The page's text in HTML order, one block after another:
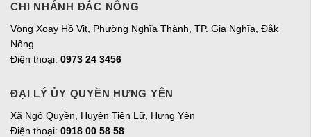
CHI NHÁNH ĐẮC NÔNG
Vòng Xoay Hồ Vịt, Phường Nghĩa Thành, TP. Gia Nghĩa, Đắk
Nông
Điện thoại: 0973 24 3456
ĐẠI LÝ ỦY QUYỀN HƯNG YÊN
Xã Ngô Quyền, Huyện Tiên Lữ, Hưng Yên
Điện thoại: 0918 00 58 58